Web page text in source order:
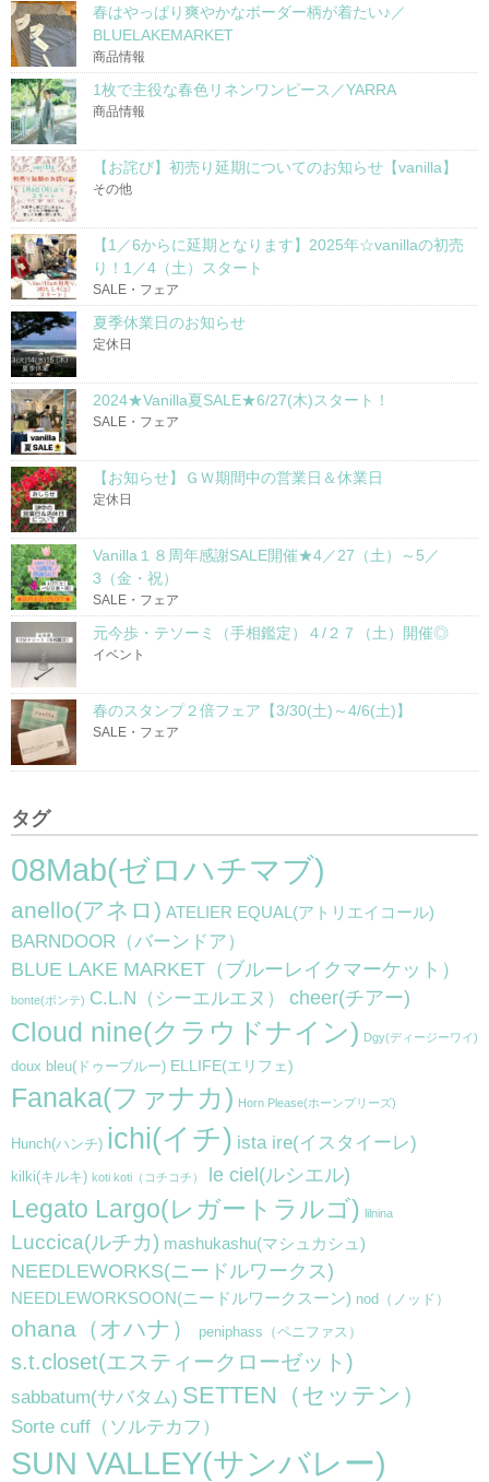
春はやっぱり爽やかなボーダー柄が着たい♪／
BLUELAKEMARKET
商品情報
1枚で主役な春色リネンワンピース／YARRA
商品情報
【お詫び】初売り延期についてのお知らせ【vanilla】
その他
【1／6からに延期となります】2025年☆vanillaの初売
り！1／4（土）スタート
SALE・フェア
夏季休業日のお知らせ
定休日
2024★Vanilla夏SALE★6/27(木)スタート！
SALE・フェア
【お知らせ】ＧＷ期間中の営業日＆休業日
定休日
Vanilla１８周年感謝SALE開催★4／27（土）～5／
3（金・祝）
SALE・フェア
元今歩・テソーミ（手相鑑定）４/２７（土）開催◎
イベント
春のスタンプ２倍フェア【3/30(土)～4/6(土)】
SALE・フェア
タグ
08Mab(ゼロハチマブ)
anello(アネロ) ATELIER EQUAL(アトリエイコール)
BARNDOOR（バーンドア）
BLUE LAKE MARKET（ブルーレイクマーケット）
bonte(ボンテ) C.L.N（シーエルエヌ） cheer(チアー)
Cloud nine(クラウドナイン) Dgy(ディージーワイ)
doux bleu(ドゥーブルー) ELLIFE(エリフェ)
Fanaka(ファナカ) Horn Please(ホーンプリーズ)
Hunch(ハンチ) ichi(イチ) ista ire(イスタイーレ)
kilki(キルキ) koti koti（コチコチ） le ciel(ルシエル)
Legato Largo(レガートラルゴ) lilnina
Luccica(ルチカ) mashukashu(マシュカシュ)
NEEDLEWORKS(ニードルワークス)
NEEDLEWORKSOON(ニードルワークスーン) nod（ノッド）
ohana（オハナ） peniphass（ペニファス）
s.t.closet(エスティークローゼット)
sabbatum(サバタム) SETTEN（セッテン）
Sorte cuff（ソルテカフ）
SUN VALLEY(サンバレー)